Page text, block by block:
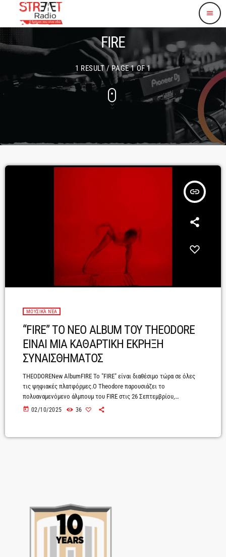
menu
FIRE
1 RESULT / PAGE 1 OF 1
insert_link
ΜΟΥΣΙΚΆ ΝΈΑ
“FIRE” ΤΟ ΝΕΟ ALBUM ΤΟΥ THEODORE
ΕΙΝΑΙ ΜΙΑ ΚΑΘΑΡΤΙΚΗ ΕΚΡΗΞΗ
ΣΥΝΑΙΣΘΗΜΑΤΟΣ
THEODORENew AlbumFIRE Το "FIRE" είναι διαθέσιμο τώρα σε όλες
τις ψηφιακές πλατφόρμες.Ο Theodore παρουσιάζει το
πολυαναμενόμενο άλμπουμ του FIRE στις 26 Σεπτεμβρίου,
σηματοδοτώντας μια έντονα προσωπική εξέλιξη γι’ αυτόν. Το FIRE
αυτόν τον δίσκο ο καλλιτέχνης εξερευνά μια μίξη alternative rock,
today 02/10/2025 36